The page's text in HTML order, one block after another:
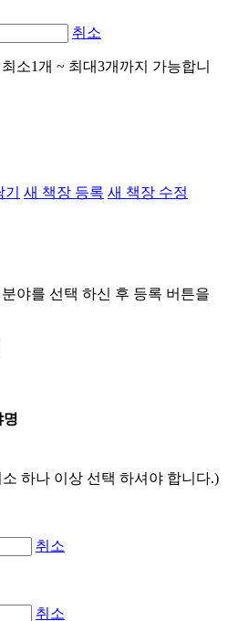
취소
소1개 ~ 최대3개까지 가능합니
새 책장 등록 새 책장 수정
야를 선택 하신 후 등록 버튼을
명
하나 이상 선택 하셔야 합니다.)
취소
취소